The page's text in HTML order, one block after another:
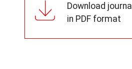
Download journal
in PDF format